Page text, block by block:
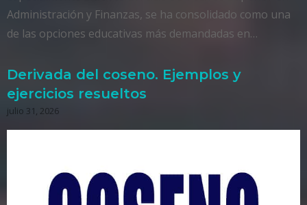
Administración y Finanzas, se ha consolidado como una
de las opciones educativas más demandadas en…
Derivada del coseno. Ejemplos y
ejercicios resueltos
julio 31, 2026